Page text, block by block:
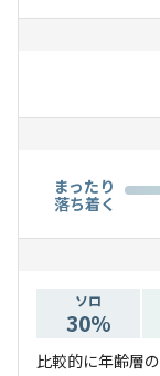
し、訪れる皆さ
地球を大切にし
まったり
落ち着く
ソロ
30%
比較的に年齢層